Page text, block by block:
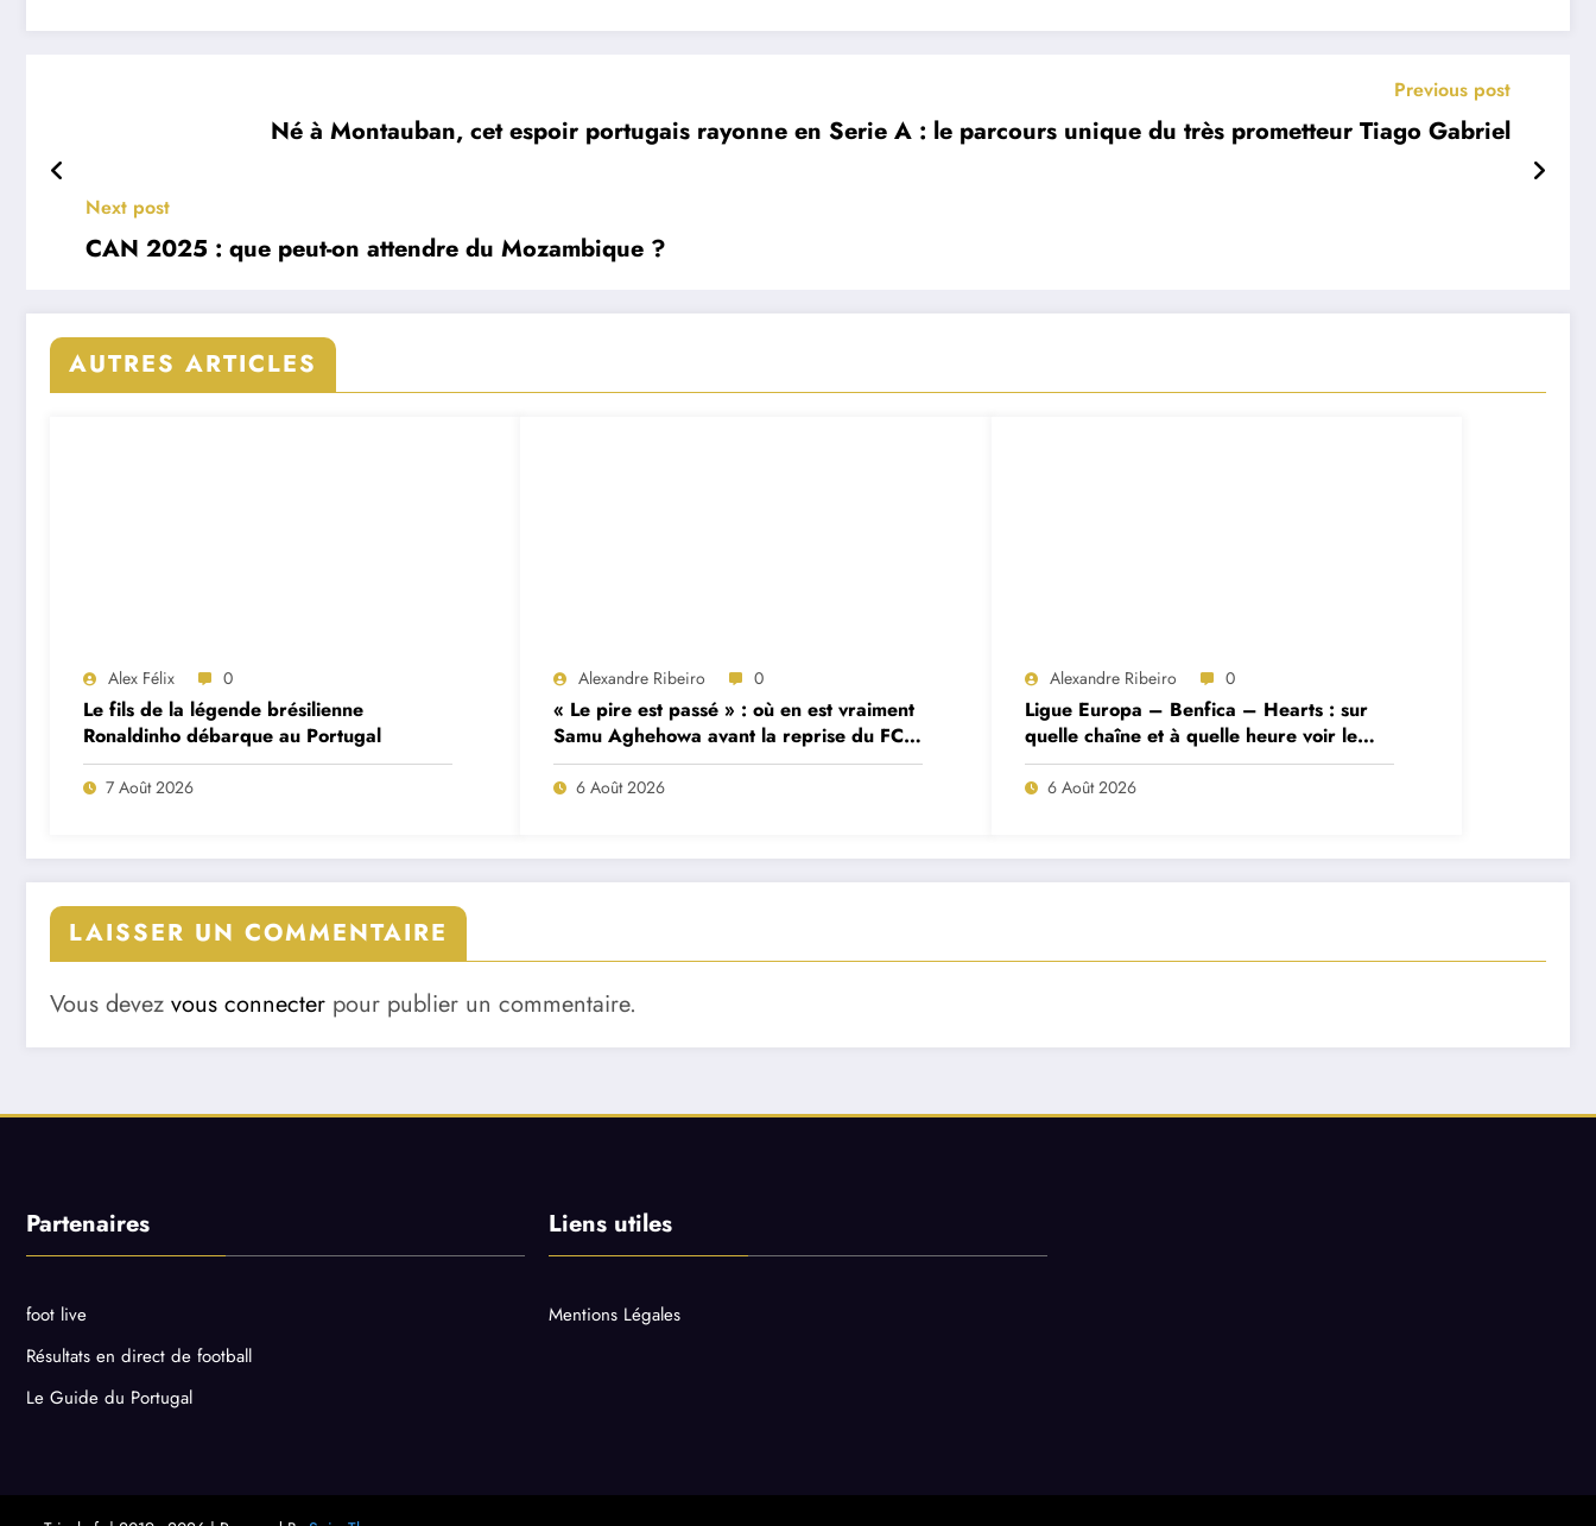
Previous post
Né à Montauban, cet espoir portugais rayonne en Serie A : le parcours unique du très prometteur Tiago Gabriel
Next post
CAN 2025 : que peut-on attendre du Mozambique ?
AUTRES ARTICLES
Alex Félix 0
Le fils de la légende brésilienne
Ronaldinho débarque au Portugal
7 Août 2026
Alexandre Ribeiro 0
« Le pire est passé » : où en est vraiment
Samu Aghehowa avant la reprise du FC
Porto ?
6 Août 2026
Alexandre Ribeiro 0
Ligue Europa – Benfica – Hearts : sur
quelle chaîne et à quelle heure voir le
match ?
6 Août 2026
LAISSER UN COMMENTAIRE
Vous devez vous connecter pour publier un commentaire.
Partenaires
foot live
Résultats en direct de football
Le Guide du Portugal
Liens utiles
Mentions Légales